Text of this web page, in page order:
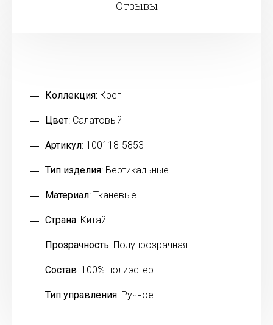
Отзывы
Коллекция: Креп
Цвет: Салатовый
Артикул: 100118-5853
Тип изделия: Вертикальные
Материал: Тканевые
Страна: Китай
Прозрачность: Полупрозрачная
Состав: 100% полиэстер
Тип управления: Ручное